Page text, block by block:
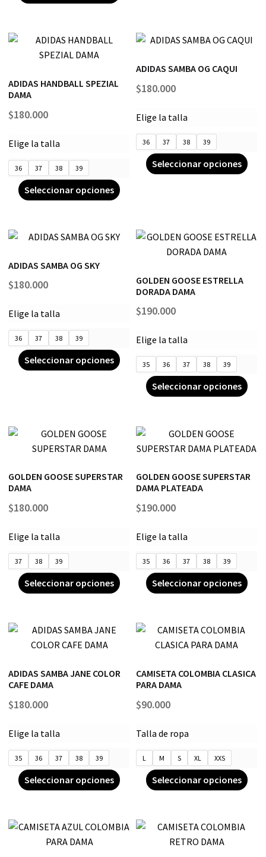
ADIDAS HANDBALL SPEZIAL
DAMA
$180.000
Elige la talla
36 37 38 39
Seleccionar opciones
ADIDAS SAMBA OG CAQUI
$180.000
Elige la talla
36 37 38 39
Seleccionar opciones
ADIDAS SAMBA OG SKY
$180.000
Elige la talla
36 37 38 39
Seleccionar opciones
GOLDEN GOOSE ESTRELLA
DORADA DAMA
$190.000
Elige la talla
35 36 37 38 39
Seleccionar opciones
GOLDEN GOOSE SUPERSTAR
DAMA
$180.000
Elige la talla
37 38 39
Seleccionar opciones
GOLDEN GOOSE SUPERSTAR
DAMA PLATEADA
$190.000
Elige la talla
35 36 37 38 39
Seleccionar opciones
ADIDAS SAMBA JANE COLOR
CAFE DAMA
$180.000
Elige la talla
35 36 37 38 39
Seleccionar opciones
CAMISETA COLOMBIA CLASICA
PARA DAMA
$90.000
Talla de ropa
L M S XL XXS
Seleccionar opciones